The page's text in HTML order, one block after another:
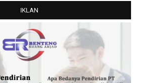
IKLAN